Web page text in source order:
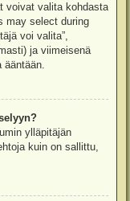
voivat valita kohdasta
may select during
voi valita”,
ja viimeisenä
ääntään.
ylläpitäjän
kuin on sallittu,